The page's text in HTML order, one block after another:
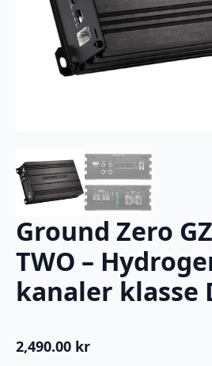
Ground Zero
TWO –
kanaler klasse
2,490.00 kr